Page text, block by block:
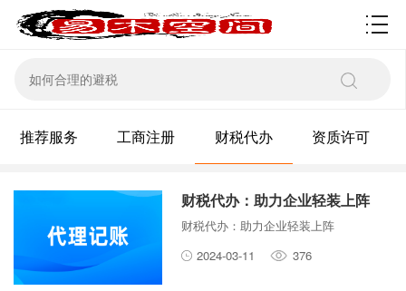
资质许可
推荐服务 工商注册 财税代办 资质许可
财税代办：助力企业轻装上阵
财税代办：助力企业轻装上阵
2024-03-11
376